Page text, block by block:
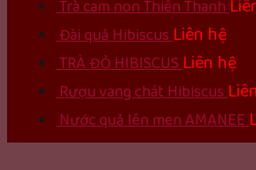
Trà cam non Thiên Thanh
Đài quả Hibiscus Liên hệ
TRÀ ĐỎ HIBISCUS Liên hệ
Rượu vang chát Hibiscus
Nước quả lên men AMANEE